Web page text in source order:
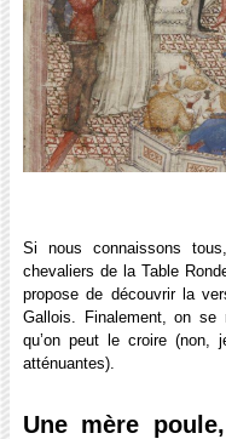
Si nous connaissons
chevaliers de la Table
propose de découvrir la
Gallois. Finalement, on se
qu’on peut le croire (non,
atténuantes).
Une mère